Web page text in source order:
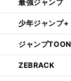
最強ジャンプ
少年ジャンプ+
ジャンプTOON
ZEBRACK